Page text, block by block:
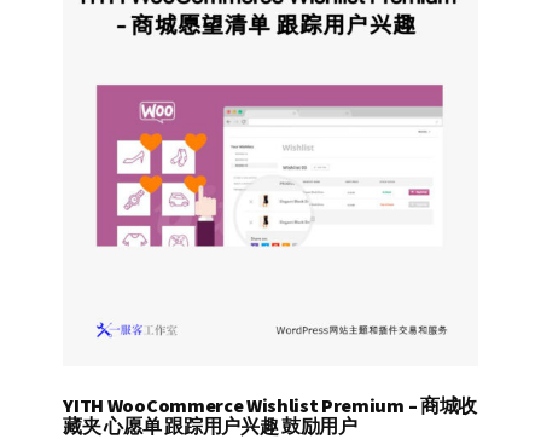
YITH WooCommerce Wishlist Premium – 商城收
藏夹 心愿单 跟踪用户兴趣 鼓励用户